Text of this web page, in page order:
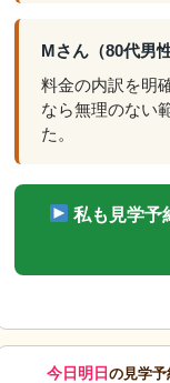
Mさん（80代男
料金の内訳を明
なら無理のない
た。
私も見学予
今日明日 の見学予